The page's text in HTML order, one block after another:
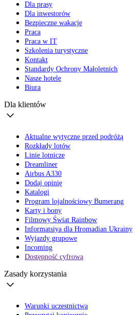
Dla prasy
Dla inwestorów
Bezpieczne wakacje
Praca
Praca w IT
Szkolenia turystyczne
Kontakt
Standardy Ochrony Małoletnich
Nasze hotele
Biura
Dla klientów
Aktualne wytyczne przed podróżą
Rozkłady lotów
Linie lotnicze
Dreamliner
Airbus A330
Dodaj opinię
Katalogi
Program lojalnościowy Bumerang
Karty i bony
Filmowy Świat Rainbow
Informatsiya dla Hromadian Ukrainy
Wyjazdy grupowe
Incoming
Dostępność cyfrowa
Zasady korzystania
Warunki uczestnictwa